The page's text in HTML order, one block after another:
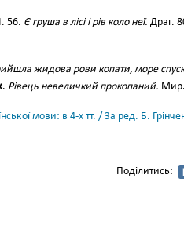
56. Є груша в лісі і рів коло неї. Драг.
жидова рови копати, море
. Рівець невеличкий прокопаний.
мови: в 4-х тт. / За ред. Б.
Поділитись: